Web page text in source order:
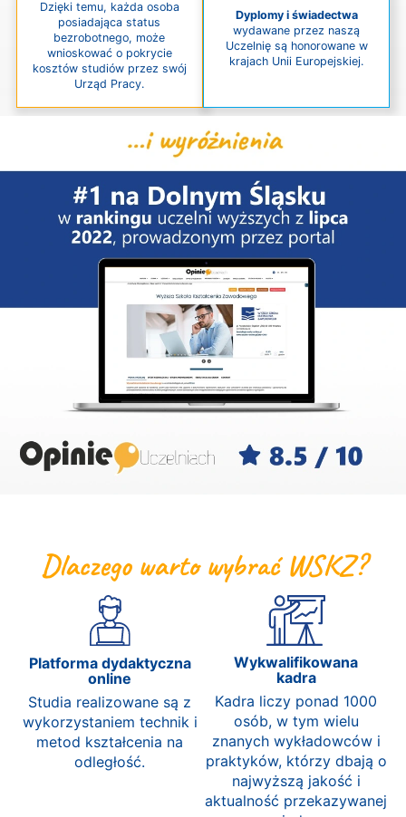
Dzięki temu, każda osoba
posiadająca status
bezrobotnego, może
wnioskować o pokrycie
kosztów studiów przez swój
Urząd Pracy.
Dyplomy i świadectwa
wydawane przez naszą
Uczelnię są honorowane w
krajach Unii Europejskiej.
Dlaczego warto wybrać WSKZ?
Platforma dydaktyczna
online
Studia realizowane są z
wykorzystaniem technik i
metod kształcenia na
odległość.
Wykwalifikowana
kadra
Kadra liczy ponad 1000
osób, w tym wielu
znanych wykładowców i
praktyków, którzy dbają o
najwyższą jakość i
aktualność przekazywanej